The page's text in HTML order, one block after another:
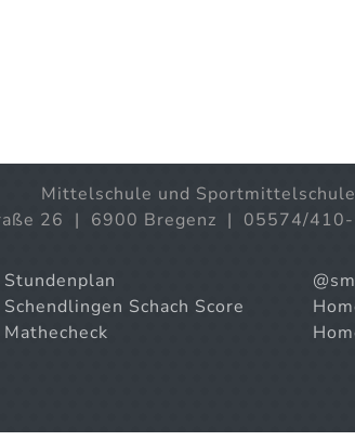
Mittelschule und
26 | 6900 Bregenz | 05574/
Stundenplan
Schendlingen Schach Score
Mathecheck